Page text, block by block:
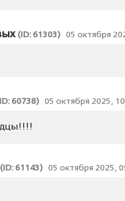
(ID: 61303) 05 октября
60738) 05 октября 2025,
(ID: 61143) 05 октября 2025,